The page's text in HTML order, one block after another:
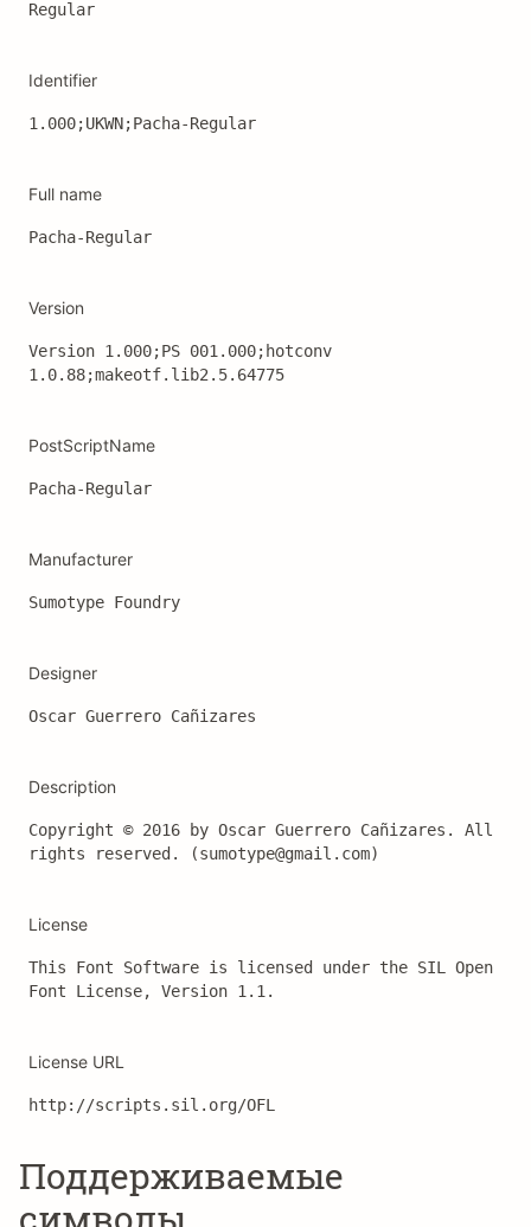
Regular
Identifier
1.000;UKWN;Pacha-Regular
Full name
Pacha-Regular
Version
Version 1.000;PS 001.000;hotconv
1.0.88;makeotf.lib2.5.64775
PostScriptName
Pacha-Regular
Manufacturer
Sumotype Foundry
Designer
Oscar Guerrero Cañizares
Description
Copyright © 2016 by Oscar Guerrero Cañizares. All
rights reserved. (sumotype@gmail.com)
License
This Font Software is licensed under the SIL Open
Font License, Version 1.1.
License URL
http://scripts.sil.org/OFL
Поддерживаемые